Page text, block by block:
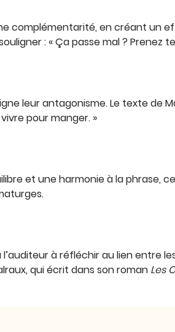
complémentarité, en créant un
: « Ça passe mal ? Prenez
leur antagonisme. Le texte de
pour manger. »
et une harmonie à la phrase,
à réfléchir au lien entre
qui écrit dans son roman Les